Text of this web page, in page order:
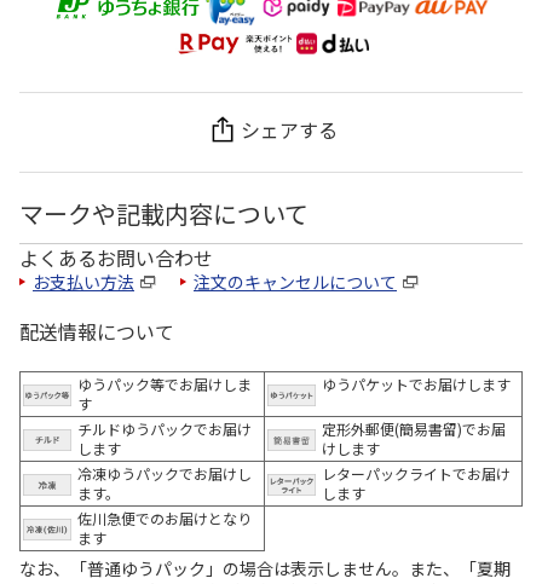
シェアする
マークや記載内容について
よくあるお問い合わせ
お支払い方法 注文のキャンセルについて
配送情報について
ゆうパック等でお届けしま
す
ゆうパケットでお届けします
チルドゆうパックでお届け
します
定形外郵便(簡易書留)でお届
けします
冷凍ゆうパックでお届けし
ます。
レターパックライトでお届け
します
佐川急便でのお届けとなり
ます
なお、「普通ゆうパック」の場合は表示しません。また、「夏期